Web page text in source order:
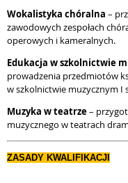
Wokalistyka chóralna –
zawodowych zespołach
operowych i kameralnych.
Edukacja w szkolnictwie
prowadzenia przedmiotów
w szkolnictwie muzycznym I
Muzyka w teatrze–
muzycznego w teatrach
ZASADY KWALIFIKACJI